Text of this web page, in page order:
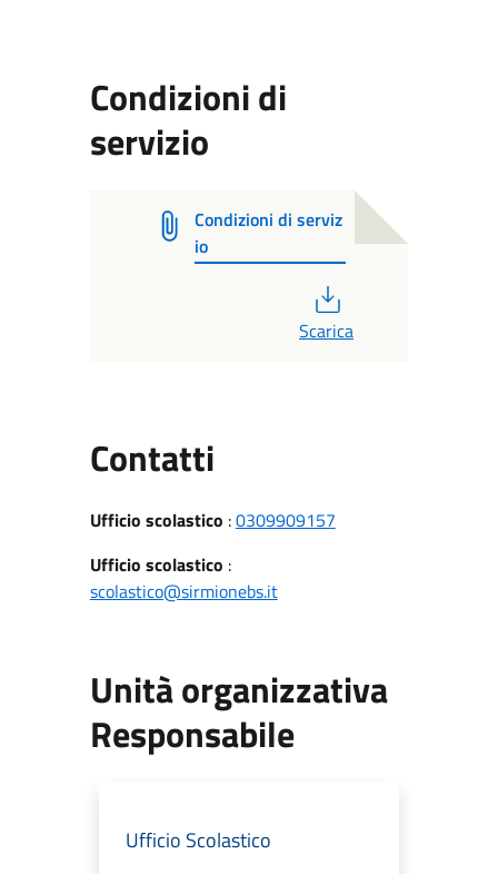
Condizioni di
servizio
Condizioni di serviz
io
Scarica
ContattiUtili
Ufficio scolastico :0309909157
Ufficio scolastico :
scolastico@sirmionebs.it
Unità organizzativa
Responsabile
Ufficio Scolastico